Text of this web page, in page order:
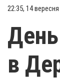
22:35, 14 вересня
в